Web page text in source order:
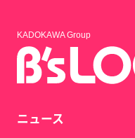
KADOKAWA Group
ニュース